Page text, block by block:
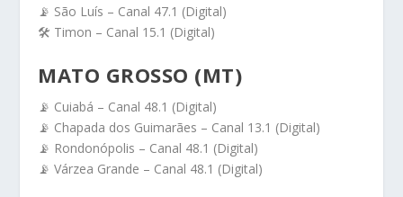
📡 São Luís – Canal 47.1 (Digital)
🛠️ Timon – Canal 15.1 (Digital)
MATO GROSSO (MT)
📡 Cuiabá – Canal 48.1 (Digital)
📡 Chapada dos Guimarães – Canal 13.1 (Digital)
📡 Rondonópolis – Canal 48.1 (Digital)
📡 Várzea Grande – Canal 48.1 (Digital)